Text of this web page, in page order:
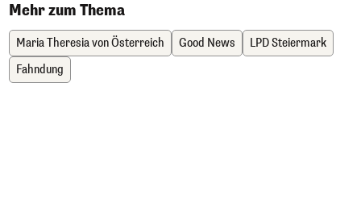
Mehr zum Thema
Maria Theresia von Österreich Good News
LPD Steiermark
Fahndung